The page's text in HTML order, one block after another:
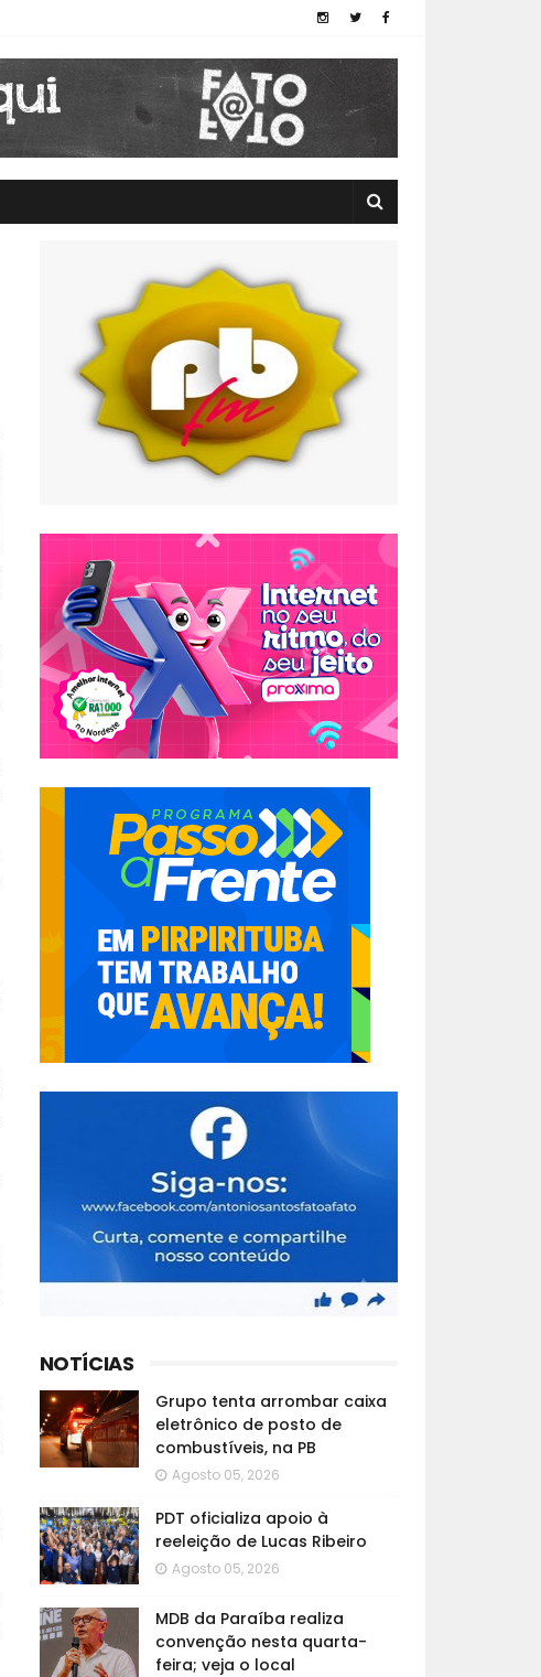
NOTÍCIAS
Grupo tenta arrombar caixa
eletrônico de posto de
combustíveis, na PB
Agosto 05, 2026
PDT oficializa apoio à
reeleição de Lucas Ribeiro
Agosto 05, 2026
MDB da Paraíba realiza
convenção nesta quarta-
feira; veja o local